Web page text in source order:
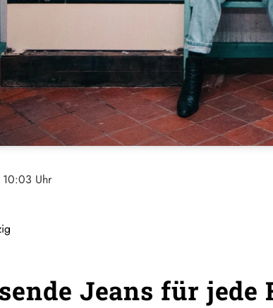
Uhr
Jeans für jede